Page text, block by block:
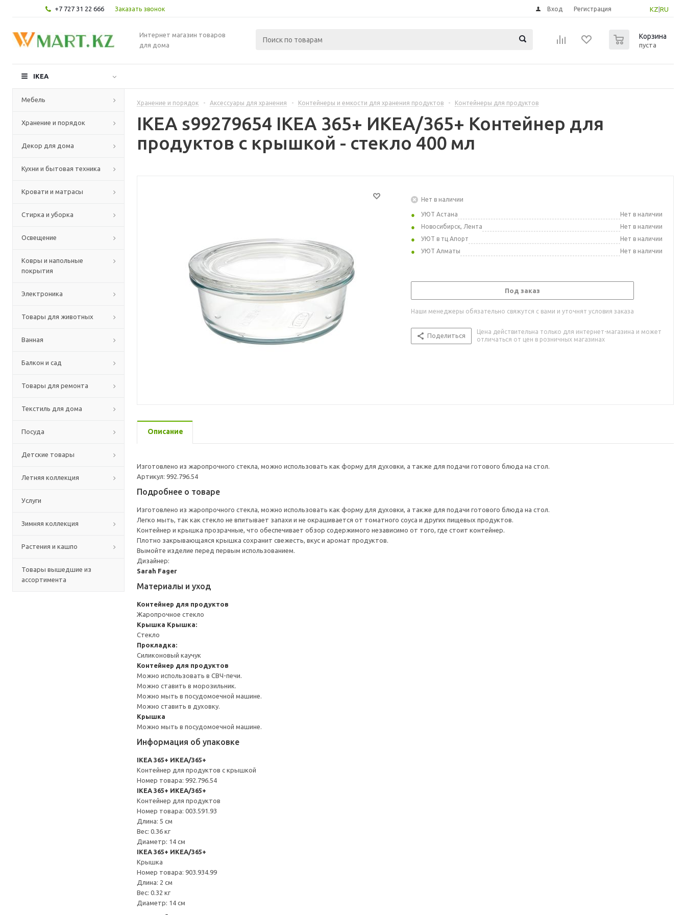
+7 727 31 22 666 Заказать звонок KZ RU
Вход Регистрация
Интернет магазин товаров
для дома
Корзина
пуста
IKEA
Мебель
Хранение и порядок
Декор для дома
Кухни и бытовая техника
Кровати и матрасы
Стирка и уборка
Освещение
Ковры и напольные
покрытия
Электроника
Товары для животных
Ванная
Балкон и сад
Товары для ремонта
Текстиль для дома
Посуда
Детские товары
Летняя коллекция
Услуги
Зимняя коллекция
Растения и кашпо
Товары вышедшие из
ассортимента
Хранение и порядок - Аксессуары для хранения - Контейнеры и емкости для хранения продуктов - Контейнеры для продуктов
IKEA s99279654 IKEA 365+ ИКЕА/365+ Контейнер для
продуктов с крышкой - стекло 400 мл
Нет в наличии
УЮТ Астана
Нет в наличии
Новосибирск, Лента
Нет в наличии
УЮТ в тц Апорт
Нет в наличии
УЮТ Алматы
Нет в наличии
Под заказ
Наши менеджеры обязательно свяжутся с вами и уточнят условия заказа
Поделиться
Цена действительна только для интернет-магазина и может
отличаться от цен в розничных магазинах
Описание
Изготовлено из жаропрочного стекла, можно использовать как форму для духовки, а также для подачи готового блюда на стол.
Артикул: 992.796.54
Подробнее о товаре
Изготовлено из жаропрочного стекла, можно использовать как форму для духовки, а также для подачи готового блюда на стол.
Легко мыть, так как стекло не впитывает запахи и не окрашивается от томатного соуса и других пищевых продуктов.
Контейнер и крышка прозрачные, что обеспечивает обзор содержимого независимо от того, где стоит контейнер.
Плотно закрывающаяся крышка сохранит свежесть, вкус и аромат продуктов.
Вымойте изделие перед первым использованием.
Дизайнер:
Sarah Fager
Материалы и уход
Контейнер для продуктов
Жаропрочное стекло
Крышка Крышка:
Стекло
Прокладка:
Силиконовый каучук
Контейнер для продуктов
Можно использовать в СВЧ-печи.
Можно ставить в морозильник.
Можно мыть в посудомоечной машине.
Можно ставить в духовку.
Крышка
Можно мыть в посудомоечной машине.
Информация об упаковке
IKEA 365+ ИКЕА/365+
Контейнер для продуктов с крышкой
Номер товара: 992.796.54
IKEA 365+ ИКЕА/365+
Контейнер для продуктов
Номер товара: 003.591.93
Длина: 5 см
Вес: 0.36 кг
Диаметр: 14 см
IKEA 365+ ИКЕА/365+
Крышка
Номер товара: 903.934.99
Длина: 2 см
Вес: 0.32 кг
Диаметр: 14 см